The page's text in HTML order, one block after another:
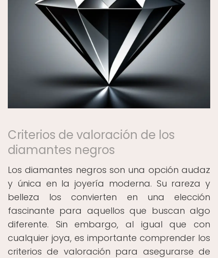
Criterios de valoración de los
diamantes negros
Los diamantes negros son una opción audaz
y única en la joyería moderna. Su rareza y
belleza los convierten en una elección
fascinante para aquellos que buscan algo
diferente. Sin embargo, al igual que con
cualquier joya, es importante comprender los
criterios de valoración para asegurarse de